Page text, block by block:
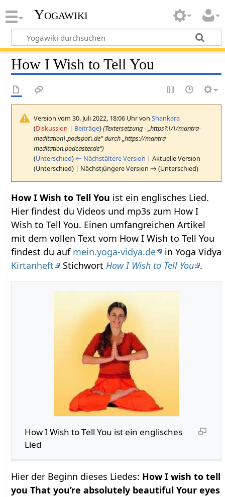
Yogawiki
How I Wish to Tell You
Version vom 30. Juli 2022, 18:06 Uhr vonShankara
(Diskussion | Beiträge)(Textersetzung - „https?:\/\/mantra-
meditation\.podspot\.de“ durch „https://mantra-
meditation.podcaster.de“)
(Unterschied) ← Nächstältere Version | Aktuelle Version
(Unterschied) | Nächstjüngere Version → (Unterschied)
How I Wish to Tell You ist ein englisches Lied.
Hier findest du Videos und mp3s zum How I
Wish to Tell You. Einen umfangreichen Artikel
mit dem vollen Text vom How I Wish to Tell You
findest du auf mein.yoga-vidya.de
in Yoga Vidya
Kirtanheft
StichwortHow I Wish to Tell You .
How I Wish to Tell You ist ein englisches
Lied
Hier der Beginn dieses Liedes: How I wish to tell
you That you’re absolutely beautiful Your eyes